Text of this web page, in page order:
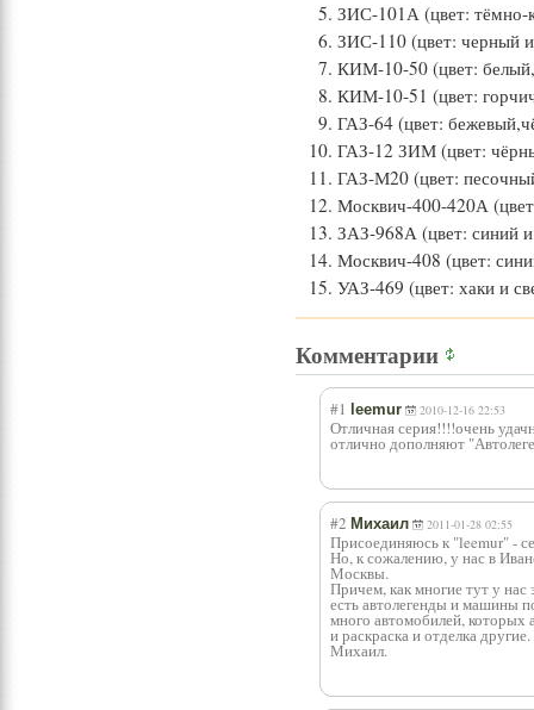
ЗИС-101А (цвет: тёмно-
ЗИС-110 (цвет: черный
КИМ-10-50 (цвет:
КИМ-10-51 (цвет:
ГАЗ-64 (цвет:
ГАЗ-12 ЗИМ (цвет:
ГАЗ-М20 (цвет:
Москвич-400-420А
ЗАЗ-968А (цвет: синий
Москвич-408 (цвет:
УАЗ-469 (цвет: хаки и
Комментарии
#1 leemur 2010-12-16 22:53
Отличная серия!!!!очень
отлично дополняют
#2 Михаил 2011-01-28 02:55
Присоединяюсь к "leemur" -
Но, к сожалению, у нас в
Москвы.
Причем, как многие тут у нас
есть автолегенды и машины
много автомобилей, которых
и раскраска и отделка другие.
Михаил.